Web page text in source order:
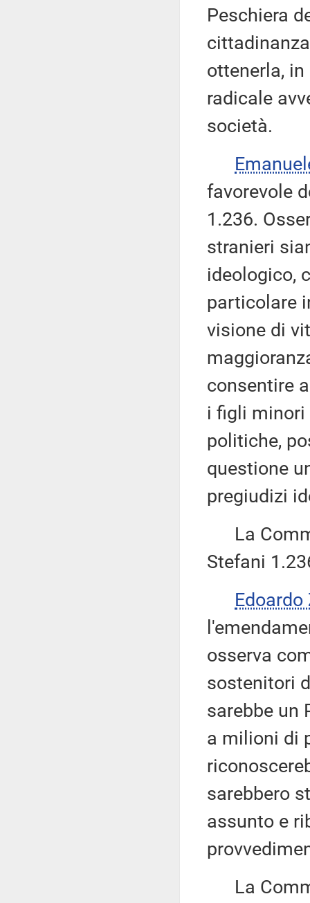
Peschiera
ottenerla,
radicale
società.
favorevole
1.236.
stranieri
ideologico,
particolare
visione di
consentire
i figli minori
politiche,
questione
pregiudizi
La
Stefani
Edoardo
osserva
sostenitori
sarebbe un
a milioni di
sarebbero
assunto e
La